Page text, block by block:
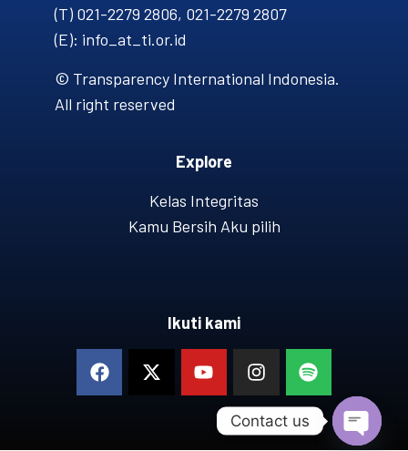
(T) 021-2279 2806, 021-2279 2807
(E): info_at_ti.or.id
© Transparency International Indonesia.
All right reserved
Explore
Kelas Integritas
Kamu Bersih Aku pilih
Ikuti kami
Contact us